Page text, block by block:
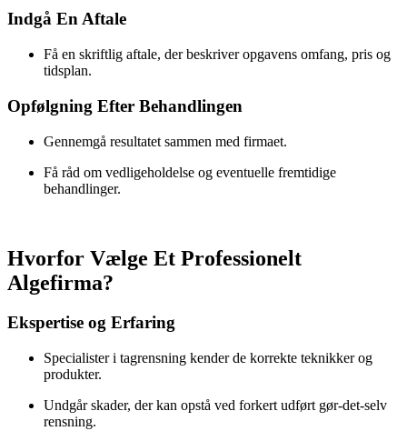
Indgå En Aftale
Få en skriftlig aftale, der beskriver opgavens omfang, pris og
tidsplan.
Opfølgning Efter Behandlingen
Gennemgå resultatet sammen med firmaet.
Få råd om vedligeholdelse og eventuelle fremtidige
behandlinger.
Hvorfor Vælge Et Professionelt
Algefirma?
Ekspertise og Erfaring
Specialister i tagrensning kender de korrekte teknikker og
produkter.
Undgår skader, der kan opstå ved forkert udført gør-det-selv
rensning.